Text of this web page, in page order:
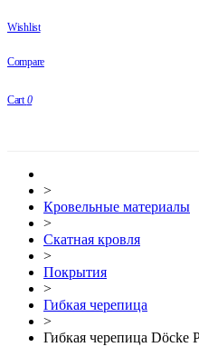
Wishlist
Compare
Cart 0
>
Кровельные материалы
>
Скатная кровля
>
Покрытия
>
Гибкая черепица
>
Гибкая черепица Döcke